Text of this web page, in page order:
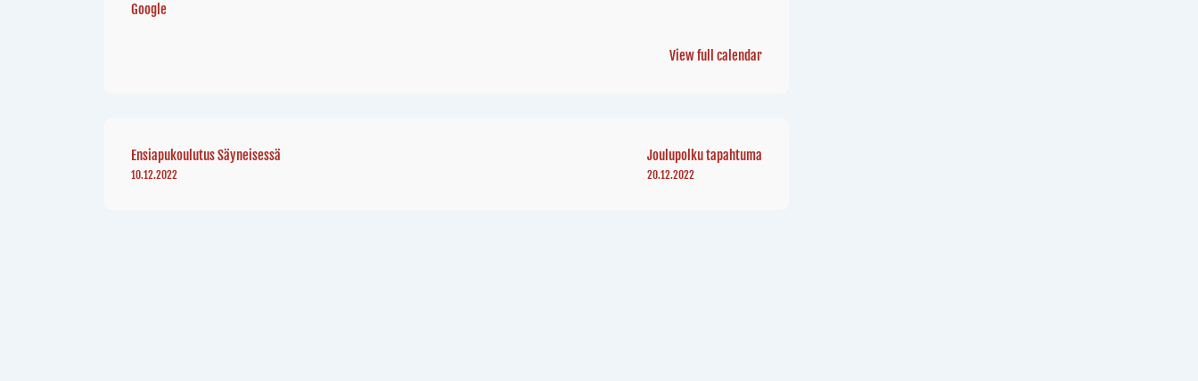
Google
View full calendar
Ensiapukoulutus Säyneisessä
10.12.2022
Joulupolku tapahtuma
20.12.2022